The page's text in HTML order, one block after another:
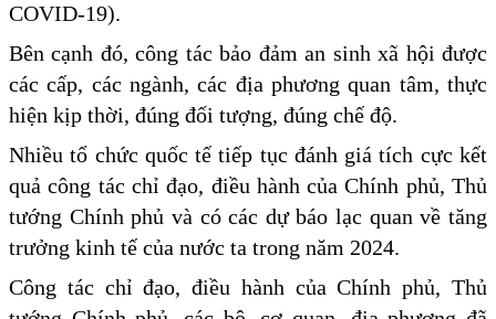
COVID-19).
Bên cạnh đó, công tác bảo đảm an sinh xã hội được
các cấp, các ngành, các địa phương quan tâm, thực
hiện kịp thời, đúng đối tượng, đúng chế độ.
Nhiều tổ chức quốc tế tiếp tục đánh giá tích cực kết
quả công tác chỉ đạo, điều hành của Chính phủ, Thủ
tướng Chính phủ và có các dự báo lạc quan về tăng
trưởng kinh tế của nước ta trong năm 2024.
Công tác chỉ đạo, điều hành của Chính phủ, Thủ